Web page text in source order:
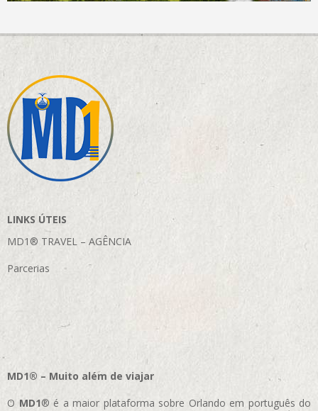
LINKS ÚTEIS
MD1® TRAVEL – AGÊNCIA
Parcerias
MD1® – Muito além de viajar
O MD1® é a maior plataforma sobre Orlando em português do